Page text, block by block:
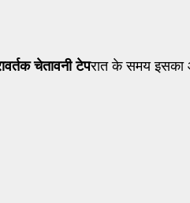
चेतावनी टेपरात के समय इसका